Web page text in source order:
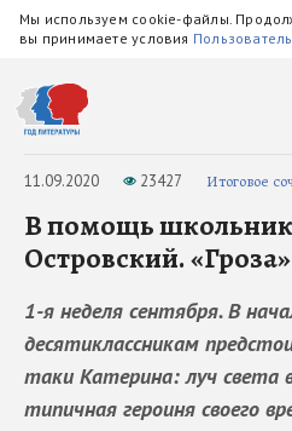
Мы используем cookie-файлы.
вы принимаете условия
11.09.2020 23427 Итоговое
В помощь
Островский.
1-я неделя сентября. В
десятиклассникам
таки Катерина: луч света
типичная героиня своего